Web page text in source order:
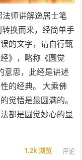
法师讲解逸居士笔
换而来，经简单手
的文字，请自行甄
》，略称《圆觉
意思，此经是讲述
的经典。 大乘佛
觉悟是最圆满的。
都是圆觉妙心的显
1.2k浏览 评论